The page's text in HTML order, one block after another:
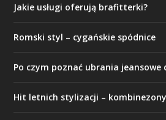
Jakie usługi oferują brafitterki?
Romski styl – cygańskie spódnice
Po czym poznać ubrania jeansowe
Hit letnich stylizacji –